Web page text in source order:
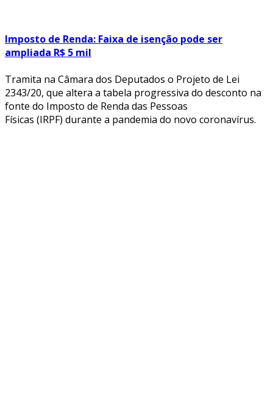
Imposto de Renda: Faixa de isenção pode ser
ampliada R$ 5 mil
Tramita na Câmara dos Deputados o Projeto de Lei
2343/20, que altera a tabela progressiva do desconto na
fonte do Imposto de Renda das Pessoas
Físicas (IRPF) durante a pandemia do novo coronavírus.